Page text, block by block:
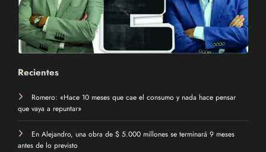
Recientes
Romero: «Hace 10 meses que cae el consumo y nada hace pensar
que vaya a repuntar»
En Alejandro, una obra de $ 5.000 millones se terminará 9 meses
antes de lo previsto